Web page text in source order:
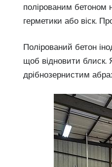
полірованим бетоном
герметики або віск.
Полірований бетон
щоб відновити блиск.
дрібнозернистим